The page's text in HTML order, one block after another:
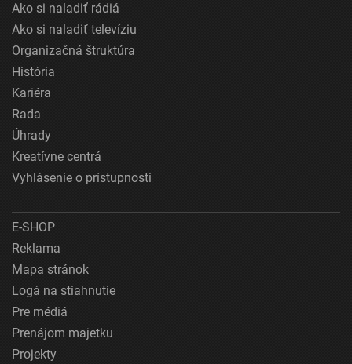
Ako si naladiť rádiá
Ako si naladiť televíziu
Organizačná štruktúra
História
Kariéra
Rada
Úhrady
Kreatívne centrá
Vyhlásenie o prístupnosti
E-SHOP
Reklama
Mapa stránok
Logá na stiahnutie
Pre médiá
Prenájom majetku
Projekty